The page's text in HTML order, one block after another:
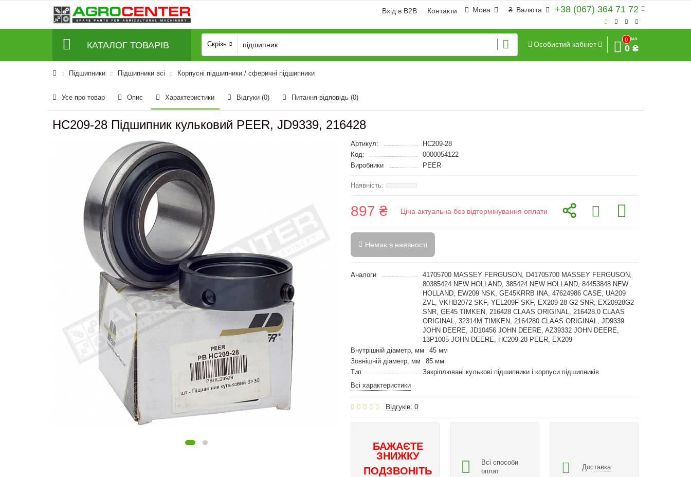
+38 (067) 364 71 72
₴ Валюта
Мова
Вхід в B2B Контакти
КАТАЛОГ ТОВАРІВ Скрізь Особистий кабінет
0
Сума
0 ₴
Підшипники Підшипники всі Корпусні підшипники / сферичні підшипники
Усе про товар Опис Характеристики Відгуки (0) Питання-відповідь (0)
HC209-28 Підшипник кульковий PEER, JD9339, 216428
Артикул:
HC209-28
Код:
0000054122
Виробники
PEER
897 ₴ Ціна актуальна без відтермінування оплати
Немає в наявності
Аналоги
41705700 MASSEY FERGUSON, D41705700 MASSEY FERGUSON,
80385424 NEW HOLLAND, 385424 NEW HOLLAND, 84453848 NEW
HOLLAND, EW209 NSK, GE45KRRB INA, 47624986 CASE, UA209
ZVL, VKHB2072 SKF, YEL209F SKF, EX209-28 G2 SNR, EX20928G2
SNR, GE45 TIMKEN, 216428 CLAAS ORIGINAL, 216428.0 CLAAS
ORIGINAL, 32314M TIMKEN, 2164280 CLAAS ORIGINAL, JD9339
JOHN DEERE, JD10456 JOHN DEERE, AZ39332 JOHN DEERE,
13P1005 JOHN DEERE, HC209-28 PEER, EX209
Внутрішній діаметр, мм
45 мм
Зовнішній діаметр, мм
85 мм
Тип
Закріплювані кулькові підшипники і корпуси підшипників
Всі характеристики
Відгуків: 0
БАЖАЄТЕ
ЗНИЖКУ
ПОДЗВОНІТЬ
Всі способи
оплат
Доставка